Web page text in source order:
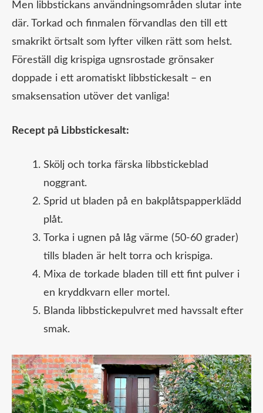
Men libbstickans användningsområden slutar inte
där. Torkad och finmalen förvandlas den till ett
smakrikt örtsalt som lyfter vilken rätt som helst.
Föreställ dig krispiga ugnsrostade grönsaker
doppade i ett aromatiskt libbstickesalt – en
smaksensation utöver det vanliga!
Recept på Libbstickesalt:
Skölj och torka färska libbstickeblad
noggrant.
Sprid ut bladen på en bakplåtspapperklädd
plåt.
Torka i ugnen på låg värme (50-60 grader)
tills bladen är helt torra och krispiga.
Mixa de torkade bladen till ett fint pulver i
en kryddkvarn eller mortel.
Blanda libbstickepulvret med havssalt efter
smak.